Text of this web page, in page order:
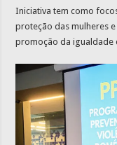
Iniciativa tem como
proteção das mulheres
promoção da igualdade